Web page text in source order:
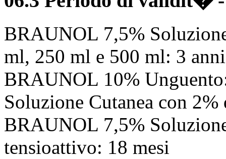
BRAUNOL 7,5%
ml, 250 ml e 500 ml: 3
BRAUNOL 10%
Soluzione Cutanea con
BRAUNOL 7,5%
tensioattivo: 18 mesi